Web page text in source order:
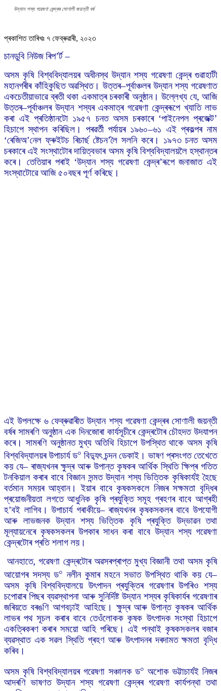
উদ্যান শস্য গৱেষণা কেন্দ্ৰৰ সোণালী জয়ন্তী বৰ্ষ
প্ৰকাশিত তাৰিখঃ ৭ ফেব্ৰুৱাৰী, ২০২৩
চানডুবি নিউজ ৰিপ’ৰ্ট –
অসম কৃষি বিশ্ববিদ্যালয়ৰ অধীনস্থ উদ্যান শস্য গৱেষণা কেন্দ্ৰ গুৱাহাটী
মহানগৰীৰ কাঁহিকুছিত অৱস্থিত। উত্তৰ–পূৰ্বাঞ্চলৰ উদ্যান শস্য গৱেষণাত
একচেতীয়াভাৱে ব্ৰতী থকা একমাত্ৰ চৰকাৰী অনুষ্ঠান। উল্লেখ্য যে, আজি
উত্তৰ–পূৰ্বাঞ্চলৰ উদ্যান শস্যৰ একমাত্ৰ গৱেষণা কেন্দ্ৰৰূপে খ্যাতি লাভ
কৰা এই প্ৰতিষ্ঠানটো ১৯৫৭ চনত অসম চৰকাৰে ‘পাইনেপল প্ৰজেক্ট’
হিচাপে স্থাপন কৰিছিল। পৰৱৰ্তী পৰ্যায়ৰ ১৯৬০–৬১ এই প্ৰকল্পৰ নাম
‘ৰেজিঅ’নেল ফ্ৰুইটচ ৰিচাৰ্ছ ষ্টেচন’লৈ সলনি কৰে। ১৯৭৩ চনত অসম
চৰকাৰে এই সংস্থাটোৰ দায়িত্বভাৰ অসম কৃষি বিশ্ববিদ্যালয়লৈ হস্থান্তৰ
কৰে। তেতিয়াৰ পৰাই ‘উদ্যান শস্য গৱেষণা কেন্দ্ৰ’ৰূপে জনাজাত এই
সংস্থাটোৱে আজি ৫০বছৰ পূৰ্ণ কৰিছে।
এই উপলক্ষে ৬ ফেব্ৰুৱাৰীত উদ্যান শস্য গৱেষণা কেন্দ্ৰৰ সোণালী জয়ন্তী
বৰ্ষৰ সামৰণি অনুষ্ঠান এক দিনজোৰা কাৰ্যসূচীৰে কেন্দ্ৰটোৰ চৌহদত উদযাপন
কৰে। সামৰণি অনুষ্ঠানত মুখ্য অতিথি হিচাপে উপস্থিত থাকে অসম কৃষি
বিশ্ববিদ্যালয়ৰ উপাচাৰ্য ড০ বিদ্যুৎ চন্দন ডেকাই। ভাষণ প্ৰসংগত তেখেতে
কয় যে– ৰাজ্যখনৰ ক্ষুদ্ৰ আৰু উপান্ত কৃষকৰ আৰ্থিক স্থিতি ক্ষিপ্ৰ গতিত
টনকিয়াল কৰাৰ বাবে বিজ্ঞান সন্মত উদ্যান শস্য ভিত্তিক কৃষিকাৰ্যই হৈছে
বৰ্তমান সময়ৰ আহ্বান। ইয়াৰ বাবে কৃষকসকলে নিজৰ সক্ষমতা বৃদ্ধিৰ
প্ৰয়োজনীয়তা লগতে আধুনিক কৃষি প্ৰযুক্তি সমূহ গ্ৰহণৰ বাবে আগ্ৰহী
হ’বই লাগিব। উপাচাৰ্য গৰাকীয়ে– ৰাজ্যখনৰ কৃষকসকলৰ বাবে উপযোগী
আৰু লাভজনক উদ্যান শস্য ভিত্তিক কৃষি প্ৰযুক্তি উদ্ভাৱন তথা
মূল্যায়নেৰে কৃষকসকলৰ উপকাৰ সাধন কৰা বাবে উদ্যান শস্য গৱেষণা
কেন্দ্ৰটোৰ প্ৰতি শলাগ লয়।
আনহাতে, গৱেষণা কেন্দ্ৰটোৰ অৱসৰপ্ৰাপ্ত মুখ্য বিজ্ঞানী তথা অসম কৃষি
আয়োগৰ সদস্য ড০ নলীন কুমাৰ মহনে সভাত উপস্থিত থাকি কয় যে–
অসম কৃষি বিশ্ববিদ্যালয়ে উৎপাদন প্ৰযুক্তিৰ গৱেষণাৰ উপৰিও শস্য
চপোৱাৰ পিছৰ ব্যৱস্থাপনা আৰু সুনিৰ্দিষ্ট উদ্যান শস্যৰ কৃষিকাৰ্যৰ গৱেষণাৰ
জৰিয়তে বৰঙণি আগবঢ়াই আহিছে। ক্ষুদ্ৰ আৰু উপান্ত কৃষকৰ আৰ্থিক
লাভৰ পথ সূচল কৰাৰ বাবে তেওঁলোকক কৃষক উৎপাদক সংস্থা হিচাপে
একত্ৰিকৰণ কৰাৰ সময়ো আহি পৰিছে। এই পন্থাই কৃষকসকলৰ বজাৰ
ব্যৱস্থাত এক সৱল স্থিতি গ্ৰহণ আৰু উৎপাদনৰ দৰদামত ক্ষমতা বৃদ্ধি
কৰিব।
অসম কৃষি বিশ্ববিদ্যালয়ৰ গৱেষণা সঞ্চালক ড০ অশোক ভট্টাচাৰ্যই নিজৰ
আদৰণি ভাষণত উদ্যান শস্য গৱেষণা কেন্দ্ৰৰ গৱেষণা কাৰ্যপন্থা তথা